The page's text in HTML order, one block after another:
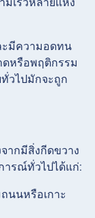
ะมีความอดทน
ดหรือพฤติกรรม
วไปมักจะถูก
ากมีสิ่งกีดขวาง
ารณ์ทั่วไปได้แก่:
นนหรือเกาะ